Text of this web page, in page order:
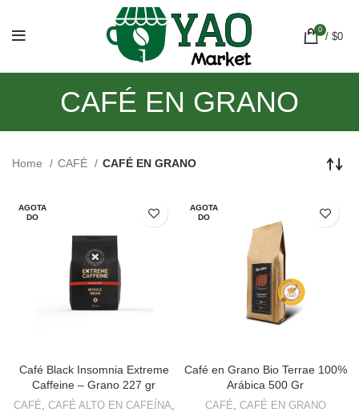
0
/ $0
CAFÉ EN GRANO
Home CAFÉ CAFÉ EN GRANO
AGOTA
DO
Café Black Insomnia Extreme
Caffeine – Grano 227 gr
CAFÉ, CAFÉ ALTO EN CAFEÍNA,
AGOTA
DO
Café en Grano Bio Terrae 100%
Arábica 500 Gr
CAFÉ, CAFÉ EN GRANO